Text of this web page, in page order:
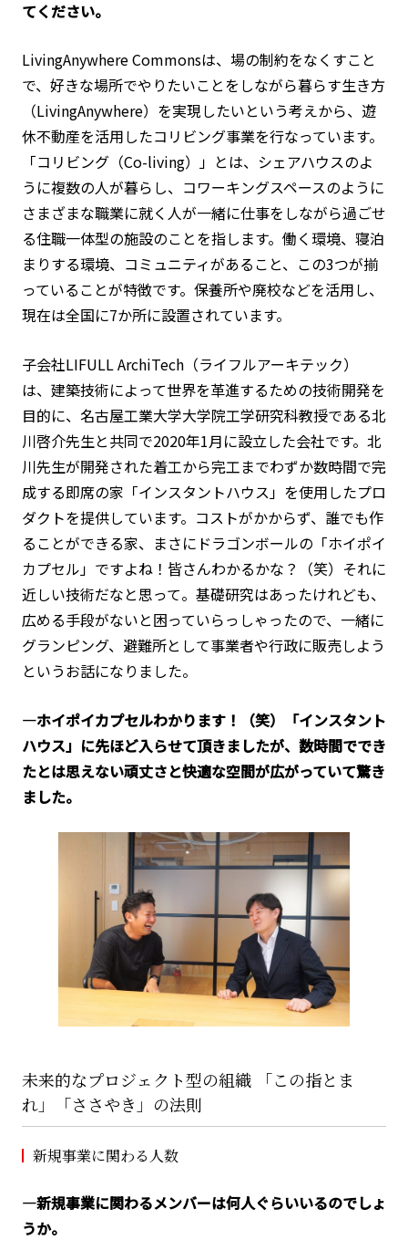
てください。
LivingAnywhere Commonsは、場の制約をなくすこと
で、好きな場所でやりたいことをしながら暮らす生き方
（LivingAnywhere）を実現したいという考えから、遊
休不動産を活用したコリビング事業を行なっています。
「コリビング（Co-living）」とは、シェアハウスのよ
うに複数の人が暮らし、コワーキングスペースのように
さまざまな職業に就く人が一緒に仕事をしながら過ごせ
る住職一体型の施設のことを指します。働く環境、寝泊
まりする環境、コミュニティがあること、この3つが揃
っていることが特徴です。保養所や廃校などを活用し、
現在は全国に7か所に設置されています。
子会社LIFULL ArchiTech（ライフルアーキテック）
は、建築技術によって世界を革進するための技術開発を
目的に、名古屋工業大学大学院工学研究科教授である北
川啓介先生と共同で2020年1月に設立した会社です。北
川先生が開発された着工から完工までわずか数時間で完
成する即席の家「インスタントハウス」を使用したプロ
ダクトを提供しています。コストがかからず、誰でも作
ることができる家、まさにドラゴンボールの「ホイポイ
カプセル」ですよね！皆さんわかるかな？（笑）それに
近しい技術だなと思って。基礎研究はあったけれども、
広める手段がないと困っていらっしゃったので、一緒に
グランピング、避難所として事業者や行政に販売しよう
というお話になりました。
―ホイポイカプセルわかります！（笑）「インスタント
ハウス」に先ほど入らせて頂きましたが、数時間ででき
たとは思えない頑丈さと快適な空間が広がっていて驚き
ました。
未来的なプロジェクト型の組織 「この指とま
れ」「ささやき」の法則
新規事業に関わる人数
―新規事業に関わるメンバーは何人ぐらいいるのでしょ
うか。